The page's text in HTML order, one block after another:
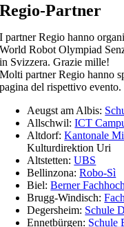
Regio-Partner
I partner Regio hanno
World Robot Olympiad
in Svizzera. Grazie mille!
Molti partner Regio hanno
pagina del rispettivo evento.
Aeugst am Albis:
Allschwil:ICT
Altdorf:Kantonale
Kulturdirektion Uri
Altstetten:UBS
Bellinzona:Robo-Sì
Biel:Berner
Brugg-Windisch:
Degersheim: Schule
Ennetbürgen: Schule